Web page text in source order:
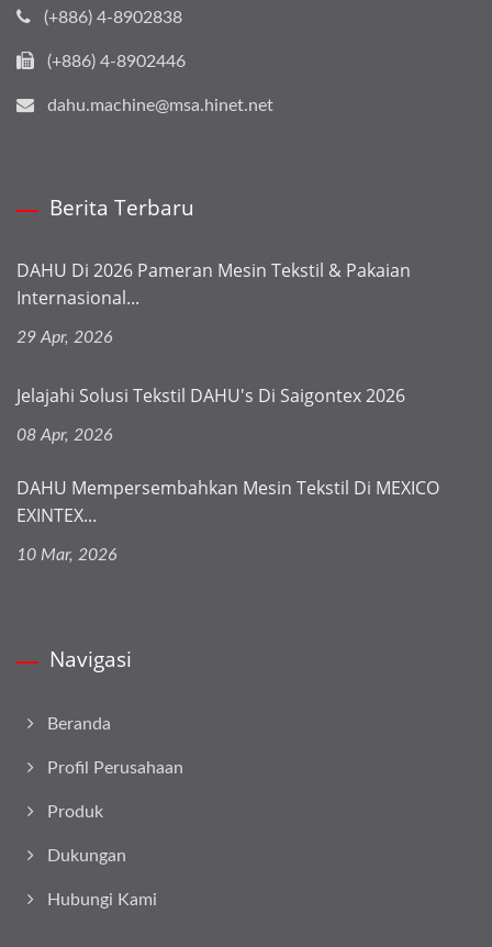
(+886) 4-8902838
(+886) 4-8902446
dahu.machine@msa.hinet.net
Berita Terbaru
DAHU Di 2026 Pameran Mesin Tekstil & Pakaian
Internasional...
29 Apr, 2026
Jelajahi Solusi Tekstil DAHU's Di Saigontex 2026
08 Apr, 2026
DAHU Mempersembahkan Mesin Tekstil Di MEXICO
EXINTEX...
10 Mar, 2026
Navigasi
Beranda
Profil Perusahaan
Produk
Dukungan
Hubungi Kami